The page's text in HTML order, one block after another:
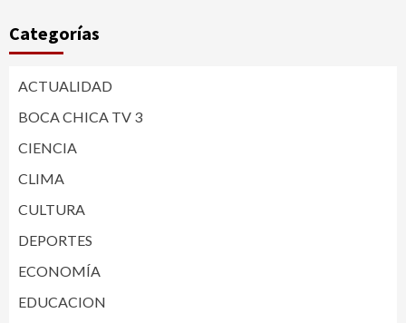
Categorías
ACTUALIDAD
BOCA CHICA TV 3
CIENCIA
CLIMA
CULTURA
DEPORTES
ECONOMÍA
EDUCACION